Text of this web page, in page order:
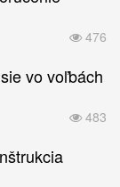
476
vo voľbách
483